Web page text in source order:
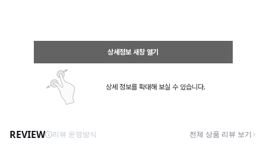
상세정보 새창 열기
상세 정보를 확대해 보실 수 있습니다.